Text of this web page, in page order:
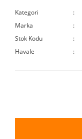
Kategori
Marka
Stok Kodu
Havale